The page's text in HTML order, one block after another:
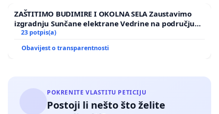
ZAŠTITIMO BUDIMIRE I OKOLNA SELA Zaustavimo
izgradnju Sunčane elektrane Vedrine na području
Ugljana
23 potpis(a)
Obavijest o transparentnosti
POKRENITE VLASTITU PETICIJU
Postoji li nešto što želite